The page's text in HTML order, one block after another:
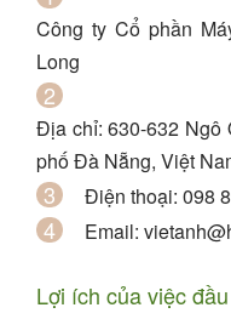
Công ty Cổ phần
Long
Địa chỉ: 630-632 Ngô
phố Đà Nẵng, Việt
Điện thoại: 098
Email:
Lợi ích của việc